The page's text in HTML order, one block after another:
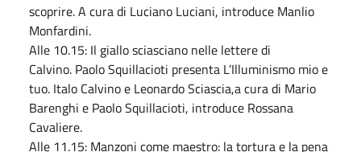
scoprire. A cura di Luciano Luciani, introduce Manlio
Monfardini.
Alle 10.15: Il giallo sciasciano nelle lettere di
Calvino. Paolo Squillacioti presenta L’Illuminismo mio e
tuo. Italo Calvino e Leonardo Sciascia,a cura di Mario
Barenghi e Paolo Squillacioti, introduce Rossana
Cavaliere.
Alle 11.15: Manzoni come maestro: la tortura e la pena